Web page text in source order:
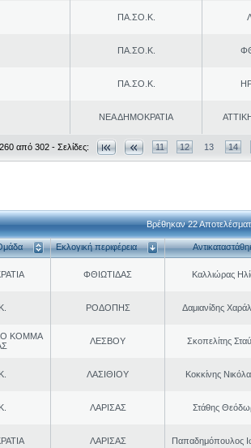
ΠΑ.ΣΟ.Κ.
ΠΑ.ΣΟ.Κ.
ΠΑ.ΣΟ.Κ.
ΝΕΑ ΔΗΜΟΚΡΑΤΙΑ
από 302 - Σελίδες: 11 12 13 14
Βρέθηκαν 22
Εκλογική περιφέρεια
ΦΘΙΩΤΙΔΑΣ Καλλιώρας
ΡΟΔΟΠΗΣ Δαμιανίδης
ΚΟΜΜΑ
ΛΕΣΒΟΥ Σκοπελίτης
ΛΑΣΙΘΙΟΥ Κοκκίνης
ΛΑΡΙΣΑΣ Στάθης
ΛΑΡΙΣΑΣ Παπαδημόπουλος